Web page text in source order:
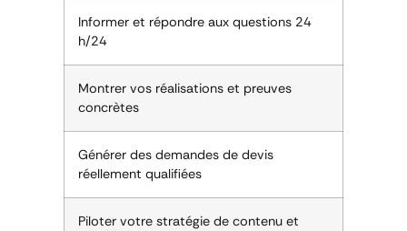
Informer et répondre aux questions 24
h/24
Montrer vos réalisations et preuves
concrètes
Générer des demandes de devis
réellement qualifiées
Piloter votre stratégie de contenu et